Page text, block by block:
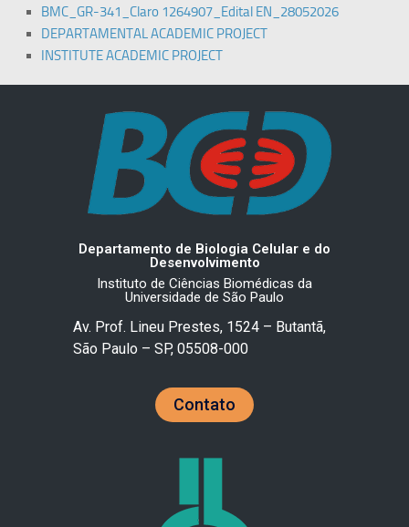
BMC_GR-341_Claro 1264907_Edital EN_28052026
DEPARTAMENTAL ACADEMIC PROJECT
INSTITUTE ACADEMIC PROJECT
Departamento de Biologia Celular e do
Desenvolvimento
Instituto de Ciências Biomédicas da
Universidade de São Paulo
Av. Prof. Lineu Prestes, 1524 – Butantã,
São Paulo – SP, 05508-000
Contato